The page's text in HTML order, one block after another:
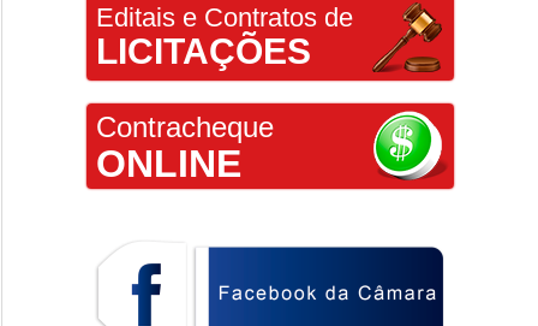
Editais e Contratos de
LICITAÇÕES
Contracheque
ONLINE